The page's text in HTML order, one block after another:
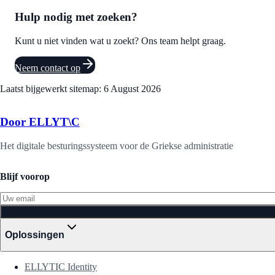
Hulp nodig met zoeken?
Kunt u niet vinden wat u zoekt? Ons team helpt graag.
Neem contact op
Laatst bijgewerkt sitemap: 6 August 2026
Door ELLYT\C
Het digitale besturingssysteem voor de Griekse administratie
Blijf voorop
Oplossingen
ELLYTIC Identity